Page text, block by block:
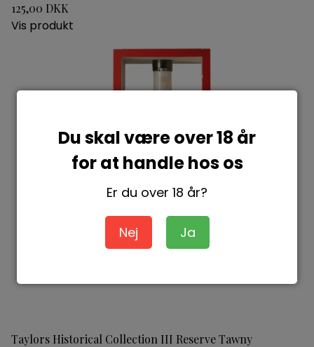
Du skal være over 18 år
for at handle hos os
Er du over 18 år?
Nej Ja
125,00 DKK
Vis produkt
Taylors Historical Collection III Reserve Tawny